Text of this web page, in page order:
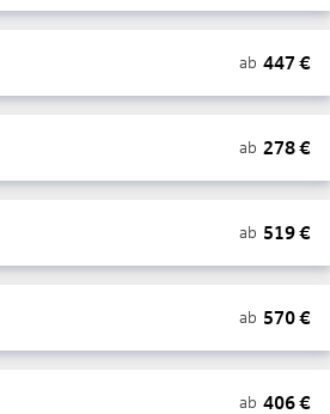
ab 447 €
ab 278€
ab 519€
ab 570€
ab 406€